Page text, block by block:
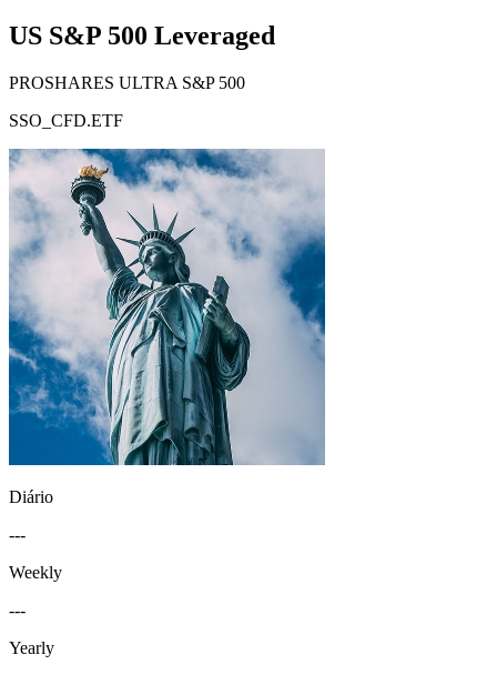
US S&P 500 Leveraged
PROSHARES ULTRA S&P 500
SSO_CFD.ETF
Diário
---
Weekly
---
Yearly